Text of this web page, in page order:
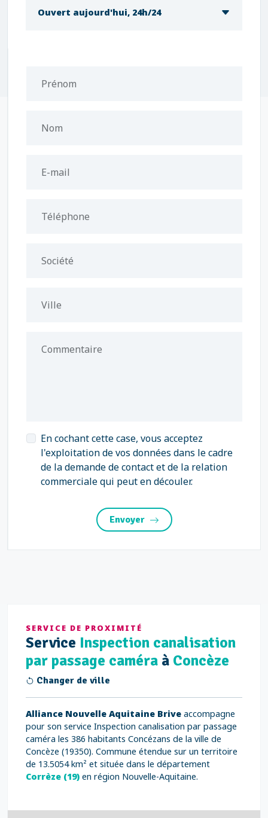
Ouvert aujourd'hui, 24h/24
Prénom
Nom
E-mail
Téléphone
Société
Ville
Commentaire
En cochant cette case, vous acceptez
l'exploitation de vos données dans le cadre
de la demande de contact et de la relation
commerciale qui peut en découler.
Envoyer
SERVICE DE PROXIMITÉ
Service Inspection canalisation
par passage caméra à Concèze
Changer de ville
Alliance Nouvelle Aquitaine Brive accompagne
pour son service Inspection canalisation par passage
caméra les 386 habitants Concézans de la ville de
Concèze (19350). Commune étendue sur un territoire
de 13.5054 km² et située dans le département
Corrèze (19) en région Nouvelle-Aquitaine.